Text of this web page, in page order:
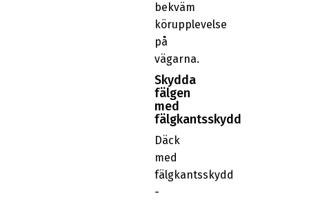
bekväm
körupplevelse
på
vägarna.
Skydda
fälgen
med
fälgkantsskydd
Däck
med
fälgkantsskydd
-